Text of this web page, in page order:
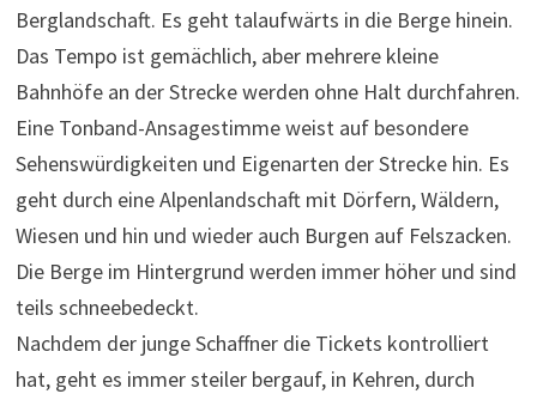
Berglandschaft. Es geht talaufwärts in die Berge hinein.
Das Tempo ist gemächlich, aber mehrere kleine
Bahnhöfe an der Strecke werden ohne Halt durchfahren.
Eine Tonband-Ansagestimme weist auf besondere
Sehenswürdigkeiten und Eigenarten der Strecke hin. Es
geht durch eine Alpenlandschaft mit Dörfern, Wäldern,
Wiesen und hin und wieder auch Burgen auf Felszacken.
Die Berge im Hintergrund werden immer höher und sind
teils schneebedeckt.
Nachdem der junge Schaffner die Tickets kontrolliert
hat, geht es immer steiler bergauf, in Kehren, durch